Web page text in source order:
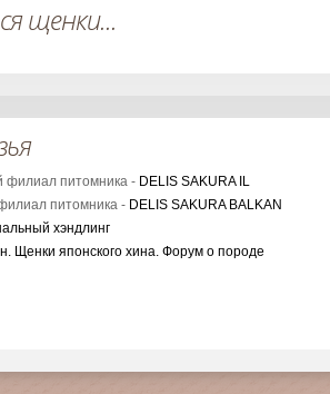
щенки...
филиал питомника - DELIS SAKURA IL
питомника - DELIS SAKURA BALKAN
хэндлинг
Щенки японского хина. Форум о породе